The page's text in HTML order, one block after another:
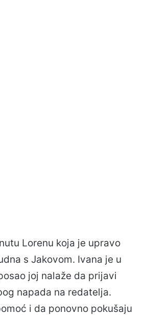
Lorenu koja je upravo
s Jakovom. Ivana je u
joj nalaže da prijavi
napada na redatelja.
i da ponovno pokušaju